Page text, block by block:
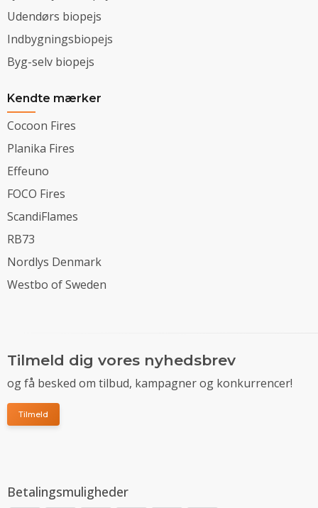
Udendørs biopejs
Indbygningsbiopejs
Byg-selv biopejs
Kendte mærker
Cocoon Fires
Planika Fires
Effeuno
FOCO Fires
ScandiFlames
RB73
Nordlys Denmark
Westbo of Sweden
Tilmeld dig vores nyhedsbrev
og få besked om tilbud, kampagner og konkurrencer!
Tilmeld
Betalingsmuligheder